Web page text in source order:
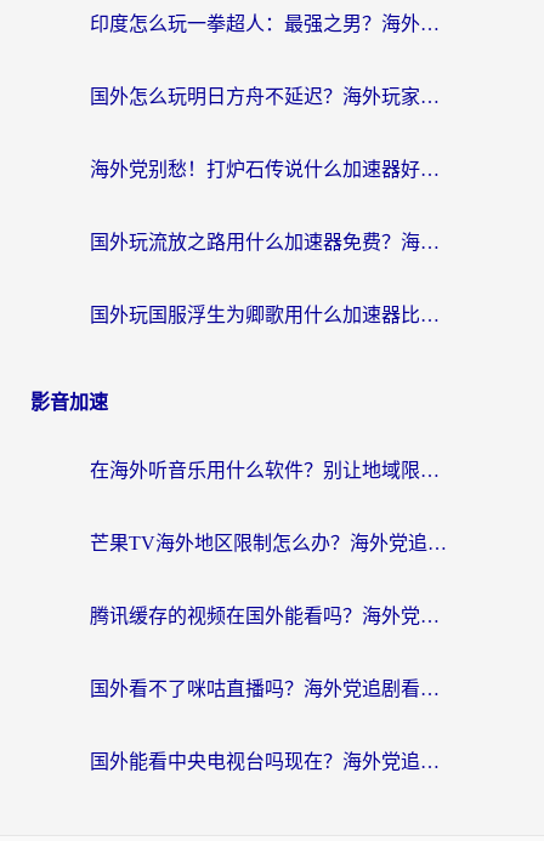
印度怎么玩一拳超人：最强之男？海外党国服游戏加速避坑指南
国外怎么玩明日方舟不延迟？海外玩家国服游戏加速终极指南（附DNF梦幻诛仙解决方案）
海外党别愁！打炉石传说什么加速器好用？3个实用技巧解决国服游戏卡顿
国外玩流放之路用什么加速器免费？海外党亲测有效的国服游戏加速指南
国外玩国服浮生为卿歌用什么加速器比较好？海外党亲测不踩坑指南
影音加速
在海外听音乐用什么软件？别让地域限制断了你的华语歌单
芒果TV海外地区限制怎么办？海外党追剧看片的实用加速器选择指南
腾讯缓存的视频在国外能看吗？海外党追剧看片的终极解决方案
国外看不了咪咕直播吗？海外党追剧看片的加速器选择指南
国外能看中央电视台吗现在？海外党追剧看央视的实用指南